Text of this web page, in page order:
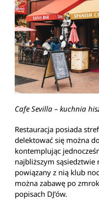
Cafe Sevilla – kuchnia
Restauracja posiada
delektować się można
kontemplując
najbliższym sąsiedztwie
powiązany z nią klub
można zabawę po
popisach DJ’ów.